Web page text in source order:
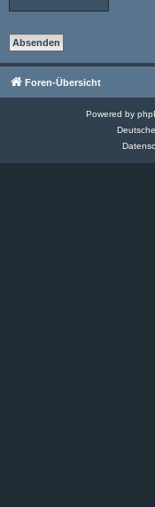
Foren-Übersicht
Powered by